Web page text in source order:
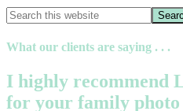
What our clients are saying . . .
I highly recommend
for your family photo